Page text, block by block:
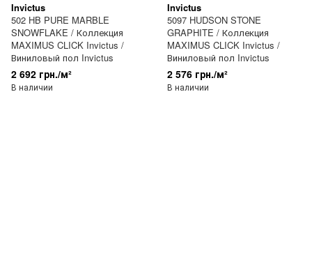
Invictus
502 HB PURE MARBLE
SNOWFLAKE / Коллекция
MAXIMUS CLICK Invictus /
Виниловый пол Invictus
2 692 грн./м²
В наличии
Invictus
5097 HUDSON STONE
GRAPHITE / Коллекция
MAXIMUS CLICK Invictus /
Виниловый пол Invictus
2 576 грн./м²
В наличии